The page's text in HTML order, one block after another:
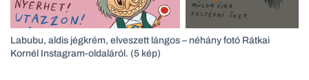
Labubu, aldis jégkrém, elveszett lángos – néhány fotó Rátkai
Kornél Instagram-oldaláról. (5 kép)